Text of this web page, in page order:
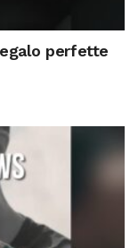
perfette